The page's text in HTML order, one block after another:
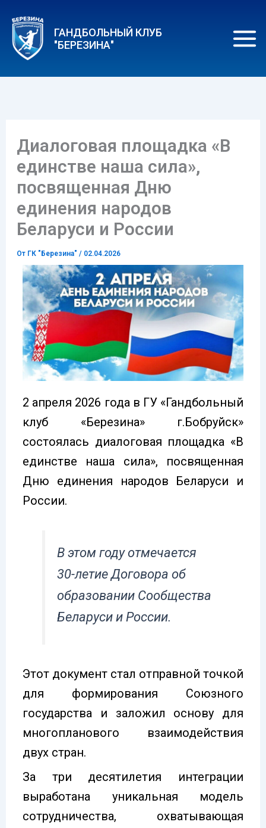
содержимому
ГАНДБОЛЬНЫЙ КЛУБ
"БЕРЕЗИНА"
Диалоговая площадка «В
единстве наша сила»,
посвященная Дню
единения народов
Беларуси и России
От ГК "Березина" / 02.04.2026
2 апреля 2026 года в ГУ «Гандбольный
клуб «Березина» г.Бобруйск»
состоялась диалоговая площадка «В
единстве наша сила», посвященная
Дню единения народов Беларуси и
России.
В этом году отмечается
30-летие Договора об
образовании Сообщества
Беларуси и России.
Этот документ стал отправной точкой
для формирования Союзного
государства и заложил основу для
многопланового взаимодействия
двух стран.
За три десятилетия интеграции
выработана уникальная модель
сотрудничества, охватывающая